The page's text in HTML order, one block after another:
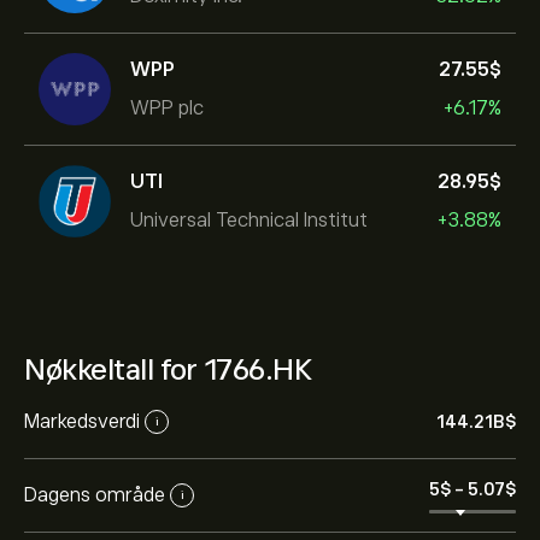
WPP
WPP plc
27.55‎$‎
+6.17%
UTI
Universal Technical Institut
28.95‎$‎
+3.88%
Nøkkeltall for 1766.HK
Markedsverdi i 144.21B‎$‎
Dagens område i 5‎$‎ - 5.07‎$‎